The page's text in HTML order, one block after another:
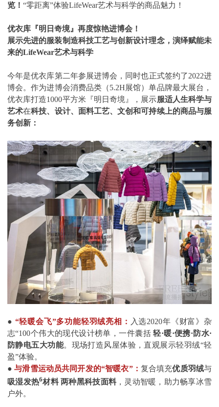
览！ “零距离”体验LifeWear艺术与科学的商品魅力！
优衣库『明日奇境』再度惊艳进博会！
展示先进的服装制造科技工艺与创新设计理念，演绎赋能未
来的LifeWear艺术与科学
今年是优衣库第二年参展进博会，同时也正式签约了2022进
博会。作为进博会消费品类（5.2H展馆）单品牌最大展台，
优衣库打造1000平方米『明日奇境』，展示 服适人生科学与
艺术在科技、设计、面料工艺、文创和可持续上的商品与服
务创新：
● “轻暖会飞”多功能轻羽绒亮相： 入选2020年《财富》杂
志“100个伟大的现代设计榜单，一件囊括轻·暖·便携·防水·
防静电五大功能。现场打造风屋体验，直观展示轻羽绒“轻
盈”体验。
●与滑雪运动员共同开发的“智暖衣”： 复合填充优质羽绒与
吸湿发热6材料 两种黑科技面料，灵动智暖，助力畅享冰雪
户外。